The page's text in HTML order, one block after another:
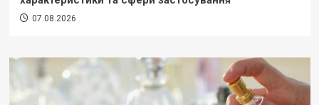
07.08.2026